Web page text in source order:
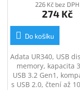
226 Kč bez DPH
274 Kč
Do košíku
Adata UR340, USB
memory, kapacita
USB 3.2 Gen1,
s USB 2.0, čtení až